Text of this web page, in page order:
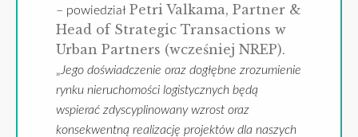
– powiedział Petri Valkama, Partner &
Head of Strategic Transactions w
Urban Partners (wcześniej NREP).
„ Jego doświadczenie oraz dogłębne zrozumienie
rynku nieruchomości logistycznych będą
wspierać zdyscyplinowany wzrost oraz
konsekwentną realizację projektów dla naszych